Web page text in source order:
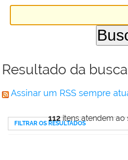
Resultado da busca
Assinar um RSS sempre
112itens atendem ao
FILTRAR OS RESULTADOS